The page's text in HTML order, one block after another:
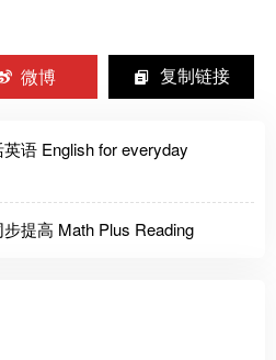
微博 复制链接
语 English for everyday
提高 Math Plus Reading